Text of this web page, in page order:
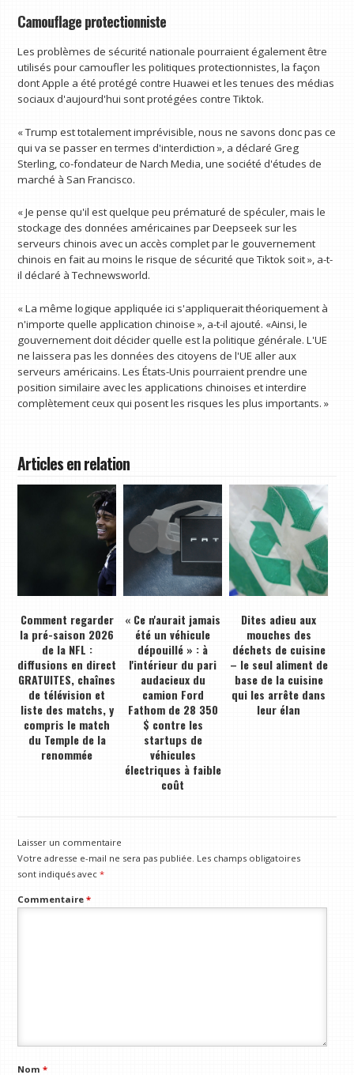
Camouflage protectionniste
Les problèmes de sécurité nationale pourraient également être
utilisés pour camoufler les politiques protectionnistes, la façon
dont Apple a été protégé contre Huawei et les tenues des médias
sociaux d'aujourd'hui sont protégées contre Tiktok.
« Trump est totalement imprévisible, nous ne savons donc pas ce
qui va se passer en termes d'interdiction », a déclaré Greg
Sterling, co-fondateur de Narch Media, une société d'études de
marché à San Francisco.
« Je pense qu'il est quelque peu prématuré de spéculer, mais le
stockage des données américaines par Deepseek sur les
serveurs chinois avec un accès complet par le gouvernement
chinois en fait au moins le risque de sécurité que Tiktok soit », a-t-
il déclaré à Technewsworld.
« La même logique appliquée ici s'appliquerait théoriquement à
n'importe quelle application chinoise », a-t-il ajouté. «Ainsi, le
gouvernement doit décider quelle est la politique générale. L'UE
ne laissera pas les données des citoyens de l'UE aller aux
serveurs américains. Les États-Unis pourraient prendre une
position similaire avec les applications chinoises et interdire
complètement ceux qui posent les risques les plus importants. »
Articles en relation
Comment regarder
la pré-saison 2026
de la NFL :
diffusions en direct
GRATUITES, chaînes
de télévision et
liste des matchs, y
compris le match
du Temple de la
renommée
« Ce n'aurait jamais
été un véhicule
dépouillé » : à
l'intérieur du pari
audacieux du
camion Ford
Fathom de 28 350
$ contre les
startups de
véhicules
électriques à faible
coût
Dites adieu aux
mouches des
déchets de cuisine
– le seul aliment de
base de la cuisine
qui les arrête dans
leur élan
Laisser un commentaire
Votre adresse e-mail ne sera pas publiée. Les champs obligatoires
sont indiqués avec*
Commentaire*
Nom*